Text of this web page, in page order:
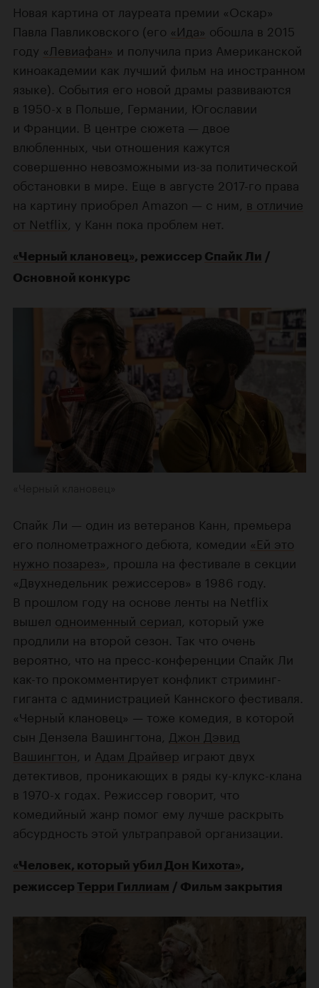
Новая картина от лауреата премии «Оскар»
Павла Павликовского (его «Ида» обошла в 2015
году «Левиафан» и получила приз Американской
киноакадемии как лучший фильм на иностранном
языке). События его новой драмы развиваются
в 1950-х в Польше, Германии, Югославии
и Франции. В центре сюжета — двое
влюбленных, чьи отношения кажутся
совершенно невозможными из-за политической
обстановки в мире. Еще в августе 2017-го права
на картину приобрел Amazon — с ним, в отличие
от Netflix , у Канн пока проблем нет.
«Черный клановец», режиссер Спайк Ли /
Основной конкурс
Спайк Ли — один из ветеранов Канн, премьера
его полнометражного дебюта, комедии «Ей это
нужно позарез», прошла на фестивале в секции
«Двухнедельник режиссеров» в 1986 году.
В прошлом году на основе ленты на Netflix
вышел одноименный сериал, который уже
продлили на второй сезон. Так что очень
вероятно, что на пресс-конференции Спайк Ли
как-то прокомментирует конфликт стриминг-
гиганта с администрацией Каннского фестиваля.
«Черный клановец» — тоже комедия, в которой
сын Дензела Вашингтона, Джон Дэвид
Вашингтон, и Адам Драйвер играют двух
детективов, проникающих в ряды ку-клукс-клана
в 1970-х годах. Режиссер говорит, что
комедийный жанр помог ему лучше раскрыть
абсурдность этой ультраправой организации.
«Человек, который убил Дон Кихота»,
режиссер Терри Гиллиам / Фильм закрытия